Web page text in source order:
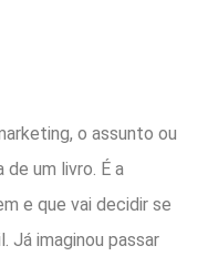
o assunto ou
de um livro. É a
e que vai decidir se
Já imaginou passar